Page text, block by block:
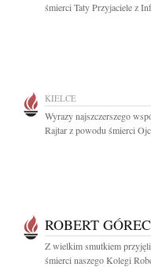
śmierci Taty Przyjaciele z
KIELCE
Wyrazy najszczerszego
Rajtar z powodu śmierci
ROBERT
Z wielkim smutkiem
śmierci naszego Kolegi